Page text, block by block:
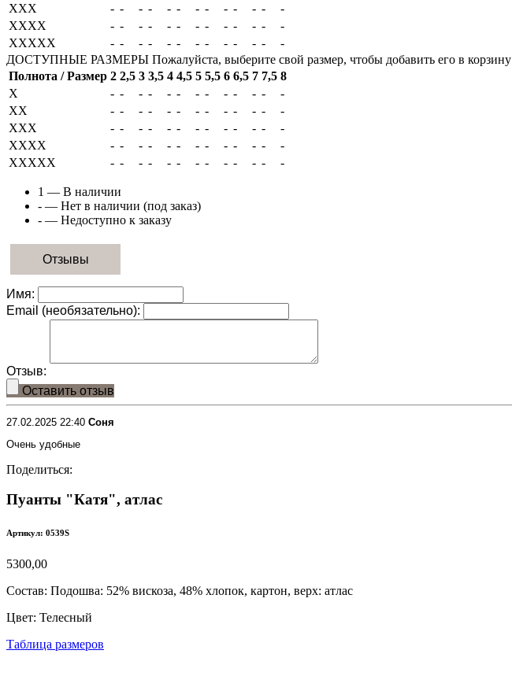
XXX
- - - - - - - - - - - -
-
XXXX
- - - - - - - - - - - -
-
XXXXX
- - - - - - - - - - - -
-
ДОСТУПНЫЕ РАЗМЕРЫ Пожалуйста, выберите свой размер, чтобы добавить его в корзину
Полнота / Размер 2 2,5 3 3,5 4 4,5 5 5,5 6 6,5 7 7,5 8
X
- - - - - - - - - - - -
-
XX
- - - - - - - - - - - -
-
XXX
- - - - - - - - - - - -
-
XXXX
- - - - - - - - - - - -
-
XXXXX
- - - - - - - - - - - - -
1 — В наличии
- — Нет в наличии (под заказ)
- — Недоступно к заказу
Отзывы
Имя:
Email (необязательно):
Отзыв:
Оставить отзыв
27.02.2025 22:40 Соня
Очень удобные
Поделиться:
Пуанты "Катя", атлас
Артикул: 0539S
5300,00
Состав: Подошва: 52% вискоза, 48% хлопок, картон, верх: атлас
Цвет: Телесный
Таблица размеров